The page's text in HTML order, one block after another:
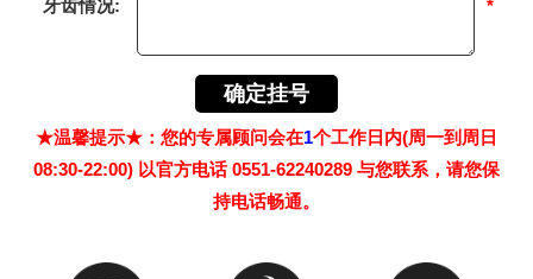
牙齿情况: *
★温馨提示★：您的专属顾问会在1个工作日内(周一到周日
08:30-22:00) 以官方电话 0551-62240289 与您联系，请您保
持电话畅通。